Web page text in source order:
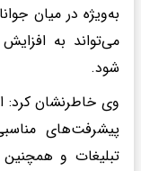
به‌ویژه در میان
می‌تواند به
شود.
وی خاطرنشان کرد:
پیشرفت‌های
تبلیغات و